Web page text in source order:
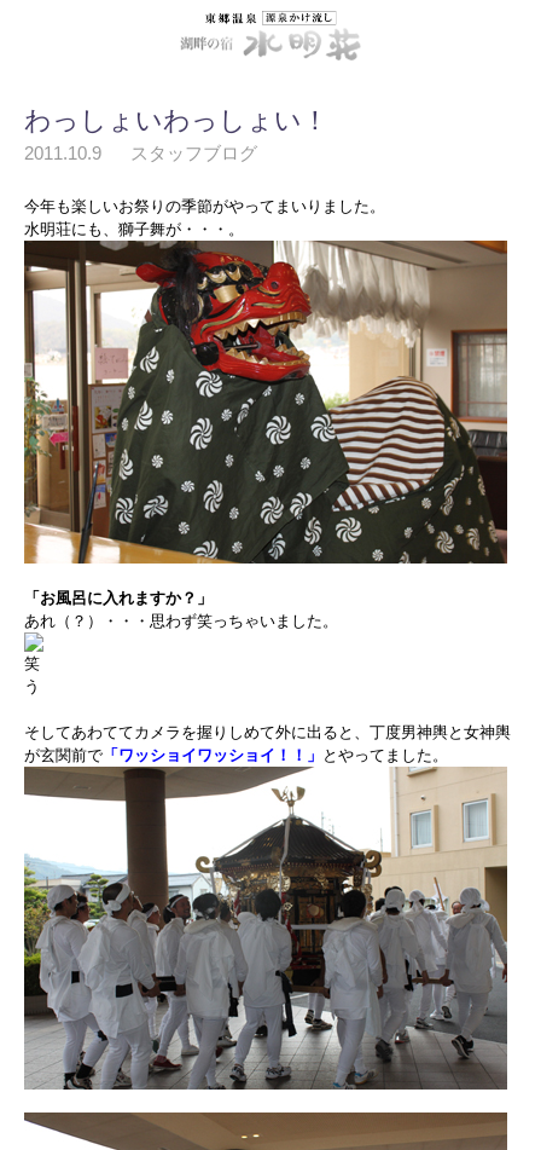
わっしょいわっしょい！
2011.10.9 スタッフブログ
今年も楽しいお祭りの季節がやってまいりました。
水明荘にも、獅子舞が・・・。
「お風呂に入れますか？」
あれ（？）・・・思わず笑っちゃいました。
そしてあわててカメラを握りしめて外に出ると、丁度男神輿と女神輿
が玄関前で 「ワッショイワッショイ！！」 とやってました。